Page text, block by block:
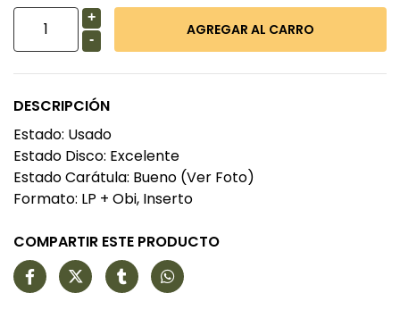
+
-
DESCRIPCIÓN
Estado: Usado
Estado Disco: Excelente
Estado Carátula: Bueno (Ver Foto)
Formato: LP + Obi, Inserto
COMPARTIR ESTE PRODUCTO